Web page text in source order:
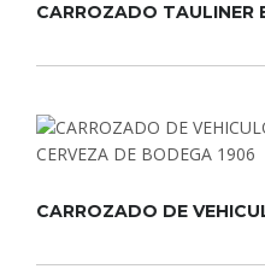
CARROZADO TAULINER
CARROZADO DE